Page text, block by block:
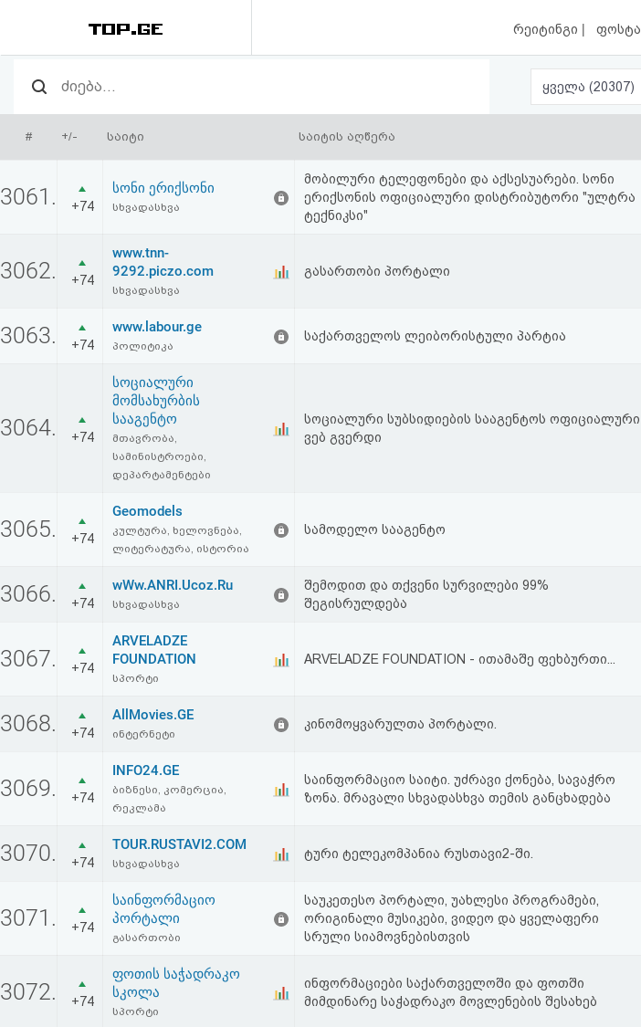
რეიტინგი | ფოსტა
რეიტინგი
(მთავარი)
ფოსტა
კითხვა-
ავტორიზაცია
რეგისტრაცია
აღდგენა
სალიცენზიო
შეთანხმება
პასუხისმგებლობის
ყველა (20307)
# +/- საიტი საიტის აღწერა
3061. +74
სონი ერიქსონი
სხვადასხვა
მობილური ტელეფონები და აქსესუარები. სონი
ერიქსონის ოფიციალური დისტრიბუტორი "ულტრა
ტექნიკსი"
3062. +74
www.tnn-
9292.piczo.com
სხვადასხვა
გასართობი პორტალი
3063. +74
www.labour.ge
პოლიტიკა
საქართველოს ლეიბორისტული პარტია
3064. +74
სოციალური
მომსახურბის
სააგენტო
მთავრობა,
სამინისტროები,
დეპარტამენტები
სოციალური სუბსიდიების სააგენტოს ოფიციალური
ვებ გვერდი
3065. +74
Geomodels
კულტურა, ხელოვნება,
ლიტერატურა, ისტორია
სამოდელო სააგენტო
3066. +74
wWw.ANRI.Ucoz.Ru
სხვადასხვა
შემოდით და თქვენი სურვილები 99%
შეგისრულდება
3067. +74
ARVELADZE
FOUNDATION
სპორტი
ARVELADZE FOUNDATION - ითამაშე ფეხბურთი...
3068. +74
AllMovies.GE
ინტერნეტი
კინომოყვარულთა პორტალი.
3069. +74
INFO24.GE
ბიზნესი, კომერცია,
რეკლამა
საინფორმაციო საიტი. უძრავი ქონება, სავაჭრო
ზონა. მრავალი სხვადასხვა თემის განცხადება
3070. +74
TOUR.RUSTAVI2.COM
სხვადასხვა
ტური ტელეკომპანია რუსთავი2-ში.
3071. +74
საინფორმაციო
პორტალი
გასართობი
საუკეთესო პორტალი, უახლესი პროგრამები,
ორიგინალი მუსიკები, ვიდეო და ყველაფერი
სრული სიამოვნებისთვის
3072. +74
ფოთის საჭადრაკო
სკოლა
სპორტი
ინფორმაციები საქართველოში და ფოთში
მიმდინარე საჭადრაკო მოვლენების შესახებ